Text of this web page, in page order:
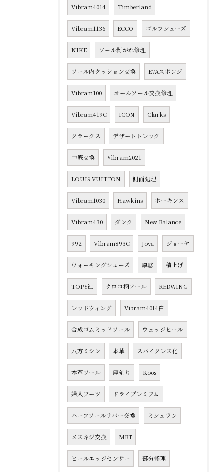
Vibram4014 Timberland
Vibram1136 ECCO ゴルフシューズ
NIKE ソール剥がれ修理
ソール内クッション交換 EVAスポンジ
Vibram100 オールソール交換修理
Vibram419C ICON Clarks
クラークス デザートトレック
中底交換 Vibram2021
LOUIS VUITTON 側面処理
Vibram1030 Hawkins ホーキンス
Vibram430 ダンク New Balance
992 Vibram893C Joya ジョーヤ
ウォーキングシューズ 厚底 積上げ
TOPY社 クロコ柄ソール REDWING
レッドウィング Vibram4014白
合成ゴムミッドソール ウェッジヒール
八方ミシン 本革 スパイクレス化
本革ソール 座刳り Koos
婦人ブーツ ドライプレミアム
ハーフソールラバー交換 ミシュラン
メスネジ交換 MBT
ヒールエッジセンサー 部分修理